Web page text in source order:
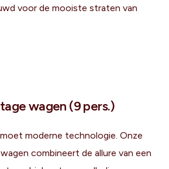
voor de mooiste straten van
wagen (9 pers.)
moderne technologie. Onze
combineert de allure van een